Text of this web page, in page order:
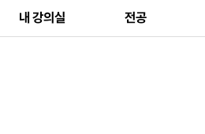
내 강의실 전공